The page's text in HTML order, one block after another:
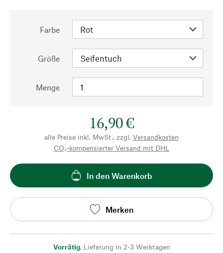
Farbe
Größe
Menge
16,90 €
alle Preise inkl. MwSt., zzgl. Versandkosten
CO₂-kompensierter Versand mit DHL
In den Warenkorb
Merken
Vorrätig, Lieferung in 2-3 Werktagen